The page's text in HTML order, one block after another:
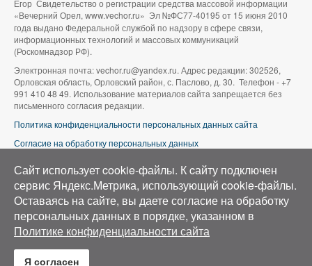
Егор Свидетельство о регистрации средства массовой информации
«Вечерний Орел, www.vechor.ru» Эл №ФС77-40195 от 15 июня 2010
года выдано Федеральной службой по надзору в сфере связи,
информационных технологий и массовых коммуникаций
(Роскомнадзор РФ).
Электронная почта: vechor.ru@yandex.ru. Адрес редакции: 302526,
Орловская область, Орловский район, с. Паслово, д. 30. Телефон - +7
991 410 48 49. Использование материалов сайта запрещается без
письменного согласия редакции.
Политика конфиденциальности персональных данных сайта
Согласие на обработку персональных данных
Аэросъемка в Орле»
Сайт использует cookie-файлы. К cайту подключен
сервис Яндекс.Метрика, использующий cookie-файлы.
Оставаясь на сайте, вы даете согласие на обработку
персональных данных в порядке, указанном в
Политике конфиденциальности сайта
Я согласен